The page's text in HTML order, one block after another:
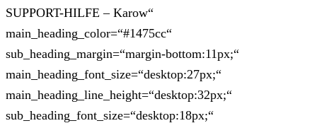
SUPPORT-HILFE – Karow“
main_heading_color=“#1475cc“
sub_heading_margin=“margin-bottom:11px;“
main_heading_font_size=“desktop:27px;“
main_heading_line_height=“desktop:32px;“
sub_heading_font_size=“desktop:18px;“